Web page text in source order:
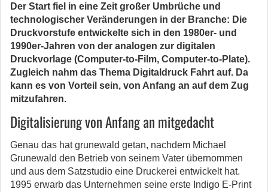
Der Start fiel in eine Zeit großer Umbrüche und
technologischer Veränderungen in der Branche: Die
Druckvorstufe entwickelte sich in den 1980er- und
1990er-Jahren von der analogen zur digitalen
Druckvorlage (Computer-to-Film, Computer-to-Plate).
Zugleich nahm das Thema Digitaldruck Fahrt auf. Da
kann es von Vorteil sein, von Anfang an auf dem Zug
mitzufahren.
Digitalisierung von Anfang an mitgedacht
Genau das hat grunewald getan, nachdem Michael
Grunewald den Betrieb von seinem Vater übernommen
und aus dem Satzstudio eine Druckerei entwickelt hat.
1995 erwarb das Unternehmen seine erste Indigo E-Print